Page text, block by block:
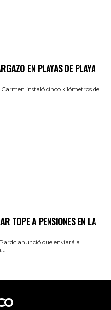
EN PLAYAS DE PLAYA
instaló cinco kilómetros de
TOPE A PENSIONES EN LA
anunció que enviará al